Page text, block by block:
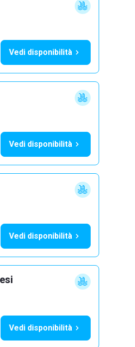
Vedi disponibilità
Vedi disponibilità
Vedi disponibilità
Vedi disponibilità